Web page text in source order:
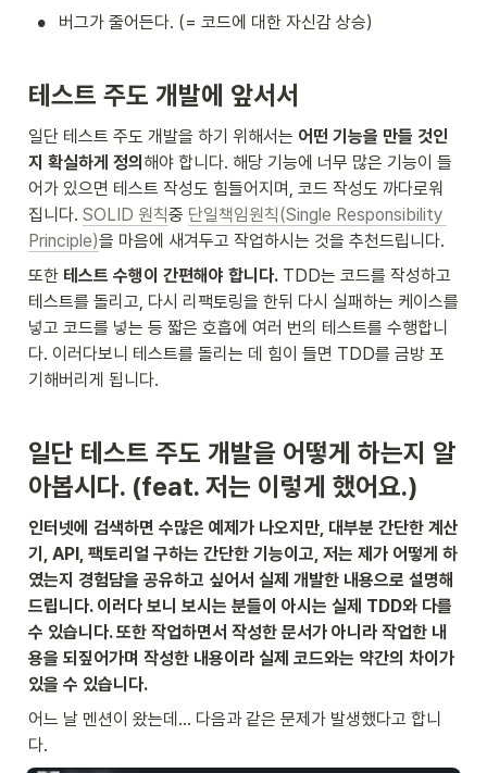
• 버그가 줄어든다. (= 코드에 대한 자신감 상승)
테스트 주도 개발에 앞서서
일단 테스트 주도 개발을 하기 위해서는 어떤 기능을 만들 것인
지 확실하게 정의 해야 합니다. 해당 기능에 너무 많은 기능이 들
어가 있으면 테스트 작성도 힘들어지며, 코드 작성도 까다로워
집니다. SOLID 원칙중 단일책임원칙(Single Responsibility
Principle)을 마음에 새겨두고 작업하시는 것을 추천드립니다.
또한 테스트 수행이 간편해야 합니다. TDD는 코드를 작성하고
테스트를 돌리고, 다시 리팩토링을 한뒤 다시 실패하는 케이스를
넣고 코드를 넣는 등 짧은 호흡에 여러 번의 테스트를 수행합니
다. 이러다보니 테스트를 돌리는 데 힘이 들면 TDD를 금방 포
기해버리게 됩니다.
일단 테스트 주도 개발을 어떻게 하는지 알
아봅시다. (feat. 저는 이렇게 했어요.)
인터넷에 검색하면 수많은 예제가 나오지만, 대부분 간단한 계산
기, API, 팩토리얼 구하는 간단한 기능이고, 저는 제가 어떻게 하
였는지 경험담을 공유하고 싶어서 실제 개발한 내용으로 설명해
드립니다. 이러다 보니 보시는 분들이 아시는 실제 TDD와 다를
수 있습니다. 또한 작업하면서 작성한 문서가 아니라 작업한 내
용을 되짚어가며 작성한 내용이라 실제 코드와는 약간의 차이가
있을 수 있습니다.
어느 날 멘션이 왔는데… 다음과 같은 문제가 발생했다고 합니
다.